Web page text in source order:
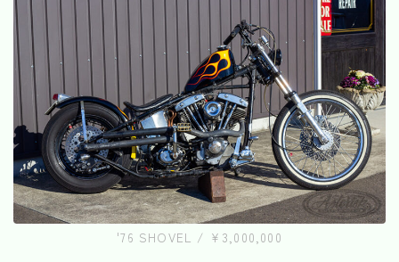
'76 SHOVEL / ¥3,000,000